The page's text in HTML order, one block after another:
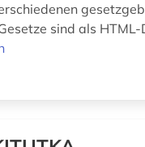
sind als